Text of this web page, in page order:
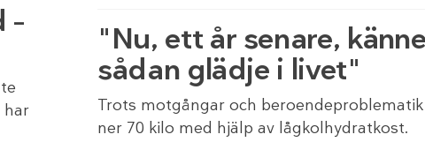
har
"Nu, ett år senare,
sådan glädje i livet"
Trots motgångar och
ner 70 kilo med hjälp av lågkolhydratkost.